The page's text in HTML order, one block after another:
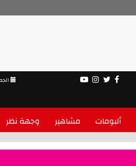
ألبومات مشاهير وجهة نظر